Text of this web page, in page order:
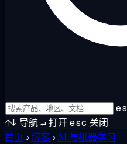
↑↓ 导航↵打开esc 关闭
首页 ›博客 ›AI 与机器学习